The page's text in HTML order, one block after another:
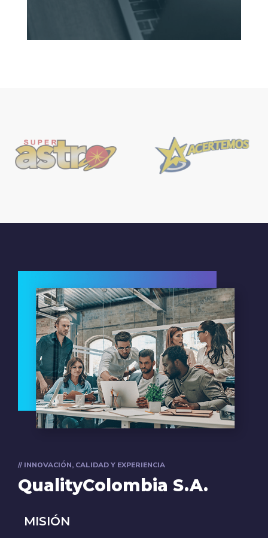
// INNOVACIÓN, CALIDAD Y EXPERIENCIA
QualityColombia S.A.
MISIÓN